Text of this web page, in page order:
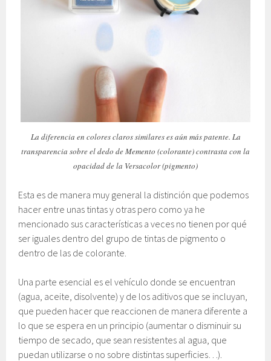
La diferencia en colores claros similares es aún más patente. La
transparencia sobre el dedo de Memento (colorante) contrasta con la
opacidad de la Versacolor (pigmento)
Esta es de manera muy general la distinción que podemos
hacer entre unas tintas y otras pero como ya he
mencionado sus características a veces no tienen por qué
ser iguales dentro del grupo de tintas de pigmento o
dentro de las de colorante.
Una parte esencial es el vehículo donde se encuentran
(agua, aceite, disolvente) y de los aditivos que se incluyan,
que pueden hacer que reaccionen de manera diferente a
lo que se espera en un principio (aumentar o disminuir su
tiempo de secado, que sean resistentes al agua, que
puedan utilizarse o no sobre distintas superficies…).